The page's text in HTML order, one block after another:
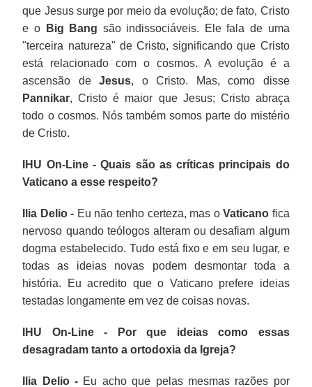
que Jesus surge por meio da evolução; de fato, Cristo
e o
Big Bang são indissociáveis. Ele fala de uma
"terceira natureza" de Cristo, significando que Cristo
está relacionado com o cosmos. A evolução é a
ascensão deJesus, o Cristo. Mas, como disse
Pannikar, Cristo é maior que Jesus; Cristo abraça
todo o cosmos. Nós também somos parte do mistério
de Cristo.
IHU On-Line - Quais são as críticas principais do
Vaticano a esse respeito?
Ilia Delio - Eu não tenho certeza, mas oVaticano fica
nervoso quando teólogos alteram ou desafiam algum
dogma estabelecido. Tudo está fixo e em seu lugar, e
todas as ideias novas podem desmontar toda a
história. Eu acredito que o Vaticano prefere ideias
testadas longamente em vez de coisas novas.
IHU On-Line - Por que ideias como essas
desagradam tanto a ortodoxia da Igreja?
Ilia Delio - Eu acho que pelas mesmas razões por